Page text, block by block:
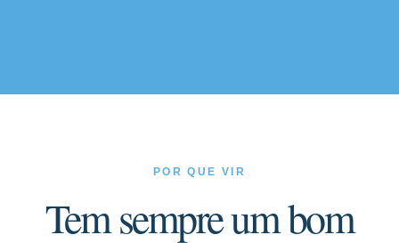
POR QUE VIR
Tem sempre um bom